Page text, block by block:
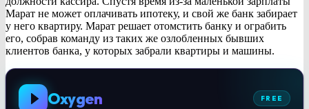
Марат не может оплачивать ипотеку, и свой же банк забирает
у него квартиру. Марат решает отомстить банку и ограбить
его, собрав команду из таких же озлобленных бывших
клиентов банка, у которых забрали квартиры и машины.
Oxygen FREE